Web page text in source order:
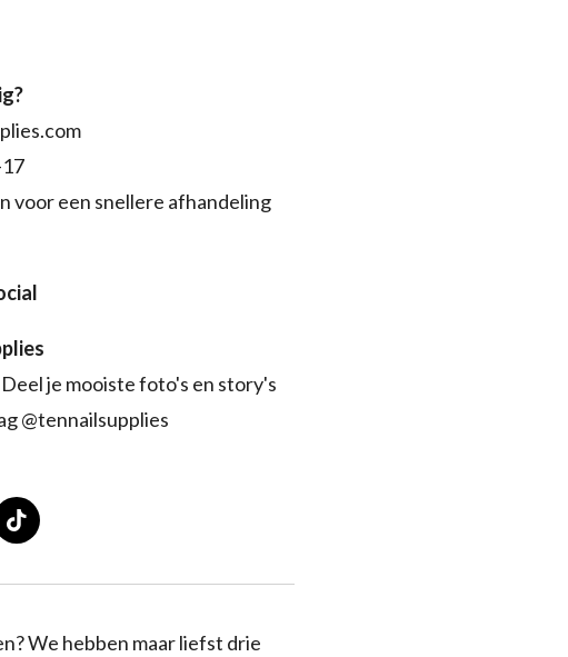
voor een snellere afhandeling
je mooiste foto's en story's
@tennailsupplies
T
i
k We hebben maar liefst drie